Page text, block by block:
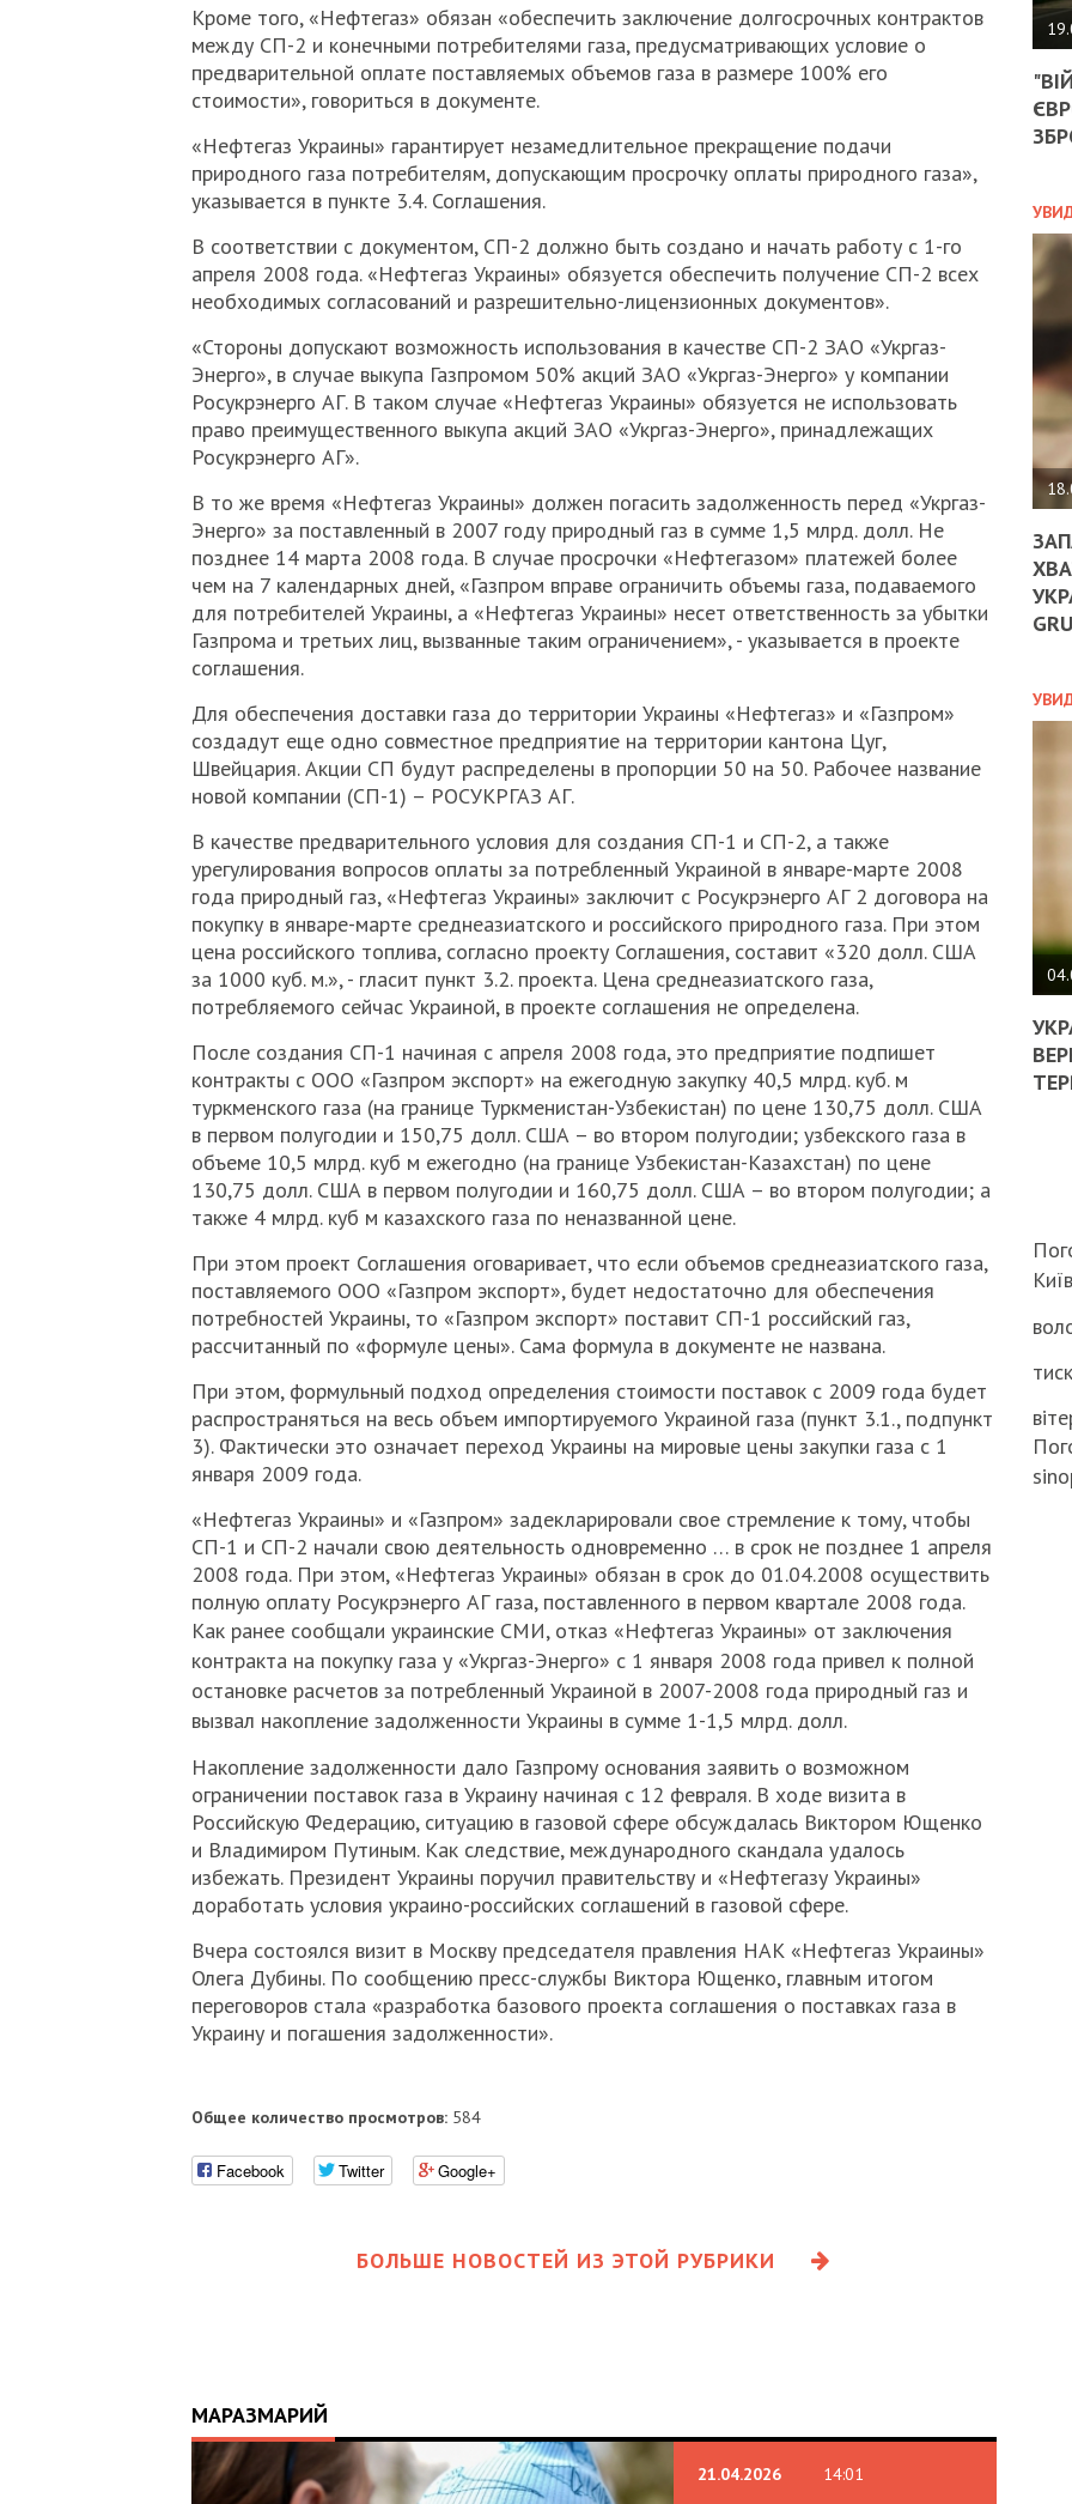
Кроме того, «Нефтегаз» обязан «обеспечить заключение долгосрочных контрактов
между СП-2 и конечными потребителями газа, предусматривающих условие о
предварительной оплате поставляемых объемов газа в размере 100% его
стоимости», говориться в документе.
«Нефтегаз Украины» гарантирует незамедлительное прекращение подачи
природного газа потребителям, допускающим просрочку оплаты природного газа»,
указывается в пункте 3.4. Соглашения.
В соответствии с документом, СП-2 должно быть создано и начать работу с 1-го
апреля 2008 года. «Нефтегаз Украины» обязуется обеспечить получение СП-2 всех
необходимых согласований и разрешительно-лицензионных документов».
«Стороны допускают возможность использования в качестве СП-2 ЗАО «Укргаз-
Энерго», в случае выкупа Газпромом 50% акций ЗАО «Укргаз-Энерго» у компании
Росукрэнерго АГ. В таком случае «Нефтегаз Украины» обязуется не использовать
право преимущественного выкупа акций ЗАО «Укргаз-Энерго», принадлежащих
Росукрэнерго АГ».
В то же время «Нефтегаз Украины» должен погасить задолженность перед «Укргаз-
Энерго» за поставленный в 2007 году природный газ в сумме 1,5 млрд. долл. Не
позднее 14 марта 2008 года. В случае просрочки «Нефтегазом» платежей более
чем на 7 календарных дней, «Газпром вправе ограничить объемы газа, подаваемого
для потребителей Украины, а «Нефтегаз Украины» несет ответственность за убытки
Газпрома и третьих лиц, вызванные таким ограничением», - указывается в проекте
соглашения.
Для обеспечения доставки газа до территории Украины «Нефтегаз» и «Газпром»
создадут еще одно совместное предприятие на территории кантона Цуг,
Швейцария. Акции СП будут распределены в пропорции 50 на 50. Рабочее название
новой компании (СП-1) – РОСУКРГАЗ АГ.
В качестве предварительного условия для создания СП-1 и СП-2, а также
урегулирования вопросов оплаты за потребленный Украиной в январе-марте 2008
года природный газ, «Нефтегаз Украины» заключит с Росукрэнерго АГ 2 договора на
покупку в январе-марте среднеазиатского и российского природного газа. При этом
цена российского топлива, согласно проекту Соглашения, составит «320 долл. США
за 1000 куб. м.», - гласит пункт 3.2. проекта. Цена среднеазиатского газа,
потребляемого сейчас Украиной, в проекте соглашения не определена.
После создания СП-1 начиная с апреля 2008 года, это предприятие подпишет
контракты с ООО «Газпром экспорт» на ежегодную закупку 40,5 млрд. куб. м
туркменского газа (на границе Туркменистан-Узбекистан) по цене 130,75 долл. США
в первом полугодии и 150,75 долл. США – во втором полугодии; узбекского газа в
объеме 10,5 млрд. куб м ежегодно (на границе Узбекистан-Казахстан) по цене
130,75 долл. США в первом полугодии и 160,75 долл. США – во втором полугодии; а
также 4 млрд. куб м казахского газа по неназванной цене.
При этом проект Соглашения оговаривает, что если объемов среднеазиатского газа,
поставляемого ООО «Газпром экспорт», будет недостаточно для обеспечения
потребностей Украины, то «Газпром экспорт» поставит СП-1 российский газ,
рассчитанный по «формуле цены». Сама формула в документе не названа.
При этом, формульный подход определения стоимости поставок с 2009 года будет
распространяться на весь объем импортируемого Украиной газа (пункт 3.1., подпункт
3). Фактически это означает переход Украины на мировые цены закупки газа с 1
января 2009 года.
«Нефтегаз Украины» и «Газпром» задекларировали свое стремление к тому, чтобы
СП-1 и СП-2 начали свою деятельность одновременно … в срок не позднее 1 апреля
2008 года. При этом, «Нефтегаз Украины» обязан в срок до 01.04.2008 осуществить
полную оплату Росукрэнерго АГ газа, поставленного в первом квартале 2008 года.
Как ранее сообщали украинские СМИ, отказ «Нефтегаз Украины» от заключения
контракта на покупку газа у «Укргаз-Энерго» с 1 января 2008 года привел к полной
остановке расчетов за потребленный Украиной в 2007-2008 года природный газ и
вызвал накопление задолженности Украины в сумме 1-1,5 млрд. долл.
Накопление задолженности дало Газпрому основания заявить о возможном
ограничении поставок газа в Украину начиная с 12 февраля. В ходе визита в
Российскую Федерацию, ситуацию в газовой сфере обсуждалась Виктором Ющенко
и Владимиром Путиным. Как следствие, международного скандала удалось
избежать. Президент Украины поручил правительству и «Нефтегазу Украины»
доработать условия украино-российских соглашений в газовой сфере.
Вчера состоялся визит в Москву председателя правления НАК «Нефтегаз Украины»
Олега Дубины. По сообщению пресс-службы Виктора Ющенко, главным итогом
переговоров стала «разработка базового проекта соглашения о поставках газа в
Украину и погашения задолженности».
Общее количество просмотров:584
Facebook Twitter Google+
БОЛЬШЕ НОВОСТЕЙ ИЗ ЭТОЙ РУБРИКИ
МАРАЗМАРИЙ
21.04.2026 14:01
ДО
ЄС
-
НА
Київ